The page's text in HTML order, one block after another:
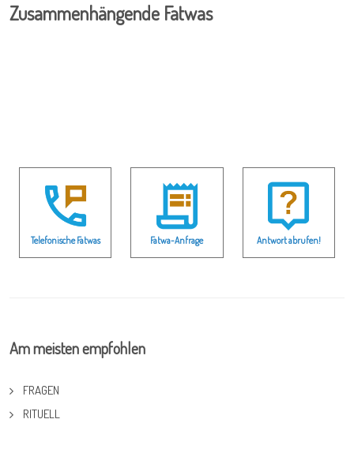
Zusammenhängende Fatwas
Telefonische Fatwas Fatwa-Anfrage Antwort abrufen!
Am meisten empfohlen
FRAGEN
RITUELL